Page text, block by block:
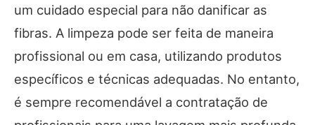
um cuidado especial para não danificar as
fibras. A limpeza pode ser feita de maneira
profissional ou em casa, utilizando produtos
específicos e técnicas adequadas. No entanto,
é sempre recomendável a contratação de